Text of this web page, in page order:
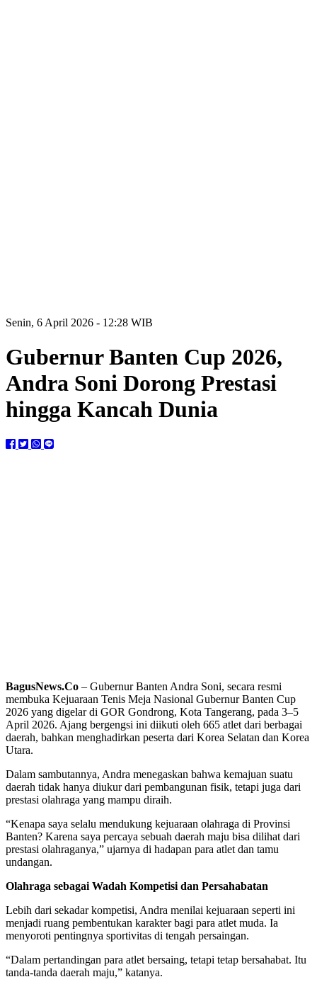
Senin, 6 April 2026 - 12:28 WIB
Gubernur Banten Cup 2026,
Andra Soni Dorong Prestasi
hingga Kancah Dunia
BagusNews.Co – Gubernur Banten Andra Soni, secara resmi
membuka Kejuaraan Tenis Meja Nasional Gubernur Banten Cup
2026 yang digelar di GOR Gondrong, Kota Tangerang, pada 3–5
April 2026. Ajang bergengsi ini diikuti oleh 665 atlet dari berbagai
daerah, bahkan menghadirkan peserta dari Korea Selatan dan Korea
Utara.
Dalam sambutannya, Andra menegaskan bahwa kemajuan suatu
daerah tidak hanya diukur dari pembangunan fisik, tetapi juga dari
prestasi olahraga yang mampu diraih.
“Kenapa saya selalu mendukung kejuaraan olahraga di Provinsi
Banten? Karena saya percaya sebuah daerah maju bisa dilihat dari
prestasi olahraganya,” ujarnya di hadapan para atlet dan tamu
undangan.
Olahraga sebagai Wadah Kompetisi dan Persahabatan
Lebih dari sekadar kompetisi, Andra menilai kejuaraan seperti ini
menjadi ruang pembentukan karakter bagi para atlet muda. Ia
menyoroti pentingnya sportivitas di tengah persaingan.
“Dalam pertandingan para atlet bersaing, tetapi tetap bersahabat. Itu
tanda-tanda daerah maju,” katanya.